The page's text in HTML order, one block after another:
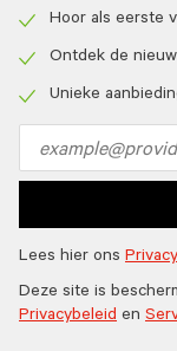
icon
Hoor als eerste
icon
Ontdek de
Unieke
address
Lees hier ons
Deze site is
Privacybeleid en